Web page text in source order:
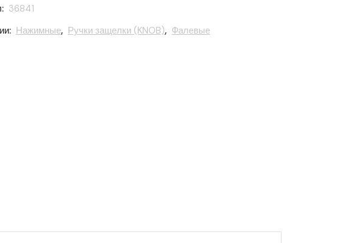
36841
Нажимные, Ручки защелки (KNOB), Фалевые